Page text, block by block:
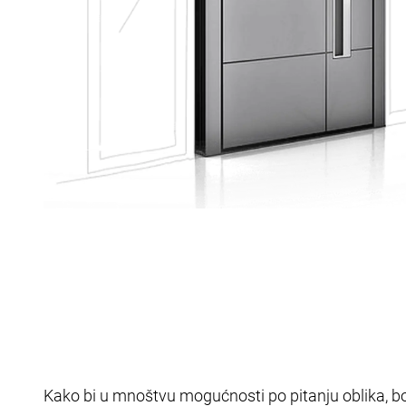
Kako bi u mnoštvu mogućnosti po pitanju oblika,